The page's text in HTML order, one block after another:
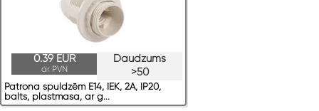
Daudzums
>50
0.39 EUR
ar PVN
Patrona spuldzēm E14, IEK, 2A, IP20,
balts, plastmasa, ar g...